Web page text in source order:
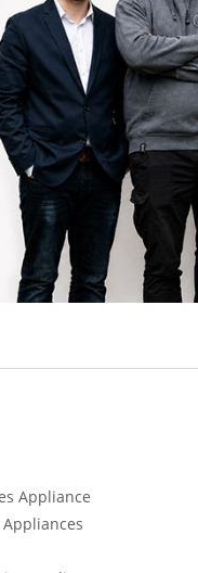
Appliance
Appliances